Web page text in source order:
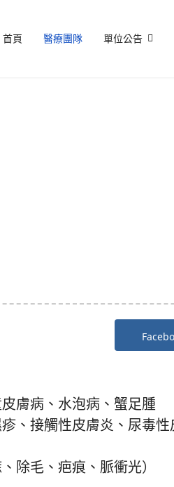
首頁 醫療團隊 單位公告
膚病、水泡病、蟹足腫
、接觸性皮膚炎、尿毒
除毛、疤痕、脈衝光）